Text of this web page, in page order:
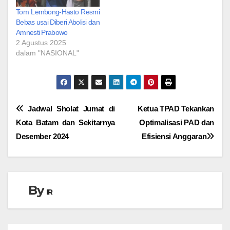
Tom Lembong-Hasto Resmi
Bebas usai Diberi Abolisi dan
Amnesti Prabowo
2 Agustus 2025
dalam "NASIONAL"
Navigasi
pos
Ketua TPAD Tekankan
Optimalisasi PAD dan
Efisiensi Anggaran
Jadwal Sholat Jumat di
Kota Batam dan Sekitarnya
Desember 2024
By IR